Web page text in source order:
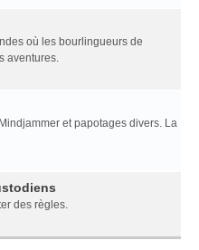
où les bourlingueurs de
aventures.
et papotages divers. La
des règles.